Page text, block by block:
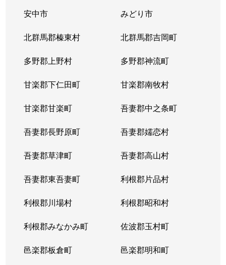
安中市 みどり市
北群馬郡榛東村 北群馬郡吉岡町
多野郡上野村 多野郡神流町
甘楽郡下仁田町 甘楽郡南牧村
甘楽郡甘楽町 吾妻郡中之条町
吾妻郡長野原町 吾妻郡嬬恋村
吾妻郡草津町 吾妻郡高山村
吾妻郡東吾妻町 利根郡片品村
利根郡川場村 利根郡昭和村
利根郡みなかみ町 佐波郡玉村町
邑楽郡板倉町 邑楽郡明和町